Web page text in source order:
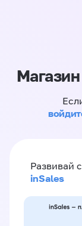
Развивай
inSales